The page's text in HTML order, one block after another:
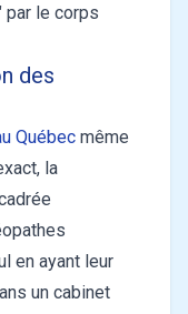
par le corps
des
Québec même
la
en ayant leur
un cabinet